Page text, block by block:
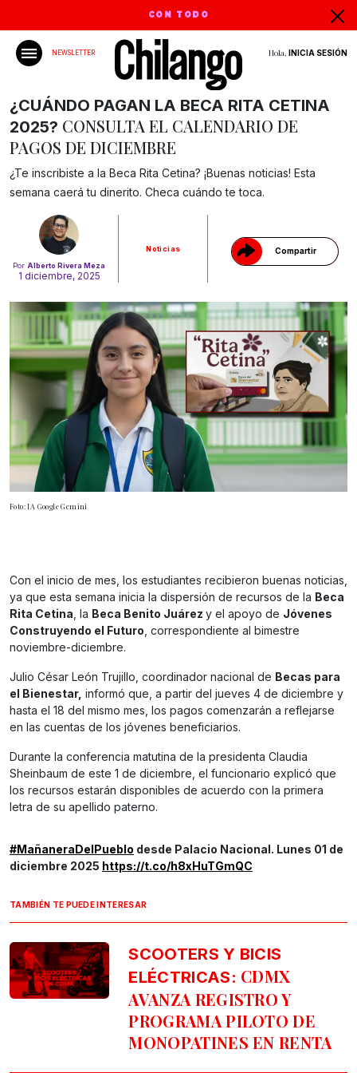
CON TODO
NEWSLETTER Hola, INICIA SESIÓN
Por Alberto Rivera Meza
1 diciembre, 2025
Noticias Compartir
Gracias!
¿CUÁNDO PAGAN LA BECA RITA CETINA
2025? CONSULTA EL CALENDARIO DE
PAGOS DE DICIEMBRE
¿Te inscribiste a la Beca Rita Cetina? ¡Buenas noticias! Esta
semana caerá tu dinerito. Checa cuándo te toca.
Foto: IA Google Gemini
Con el inicio de mes, los estudiantes recibieron buenas noticias,
ya que esta semana inicia la dispersión de recursos de la Beca
Rita Cetina, la Beca Benito Juárez y el apoyo de Jóvenes
Construyendo el Futuro, correspondiente al bimestre
noviembre-diciembre.
Julio César León Trujillo, coordinador nacional de Becas para
el Bienestar, informó que, a partir del jueves 4 de diciembre y
hasta el 18 del mismo mes, los pagos comenzarán a reflejarse
en las cuentas de los jóvenes beneficiarios.
Durante la conferencia matutina de la presidenta Claudia
Sheinbaum de este 1 de diciembre, el funcionario explicó que
los recursos estarán disponibles de acuerdo con la primera
letra de su apellido paterno.
#MañaneraDelPueblo desde Palacio Nacional. Lunes 01 de
diciembre 2025 https://t.co/h8xHuTGmQC
TAMBIÉN TE PUEDE INTERESAR
SCOOTERS Y BICIS
ELÉCTRICAS: CDMX
AVANZA REGISTRO Y
PROGRAMA PILOTO DE
MONOPATINES EN RENTA